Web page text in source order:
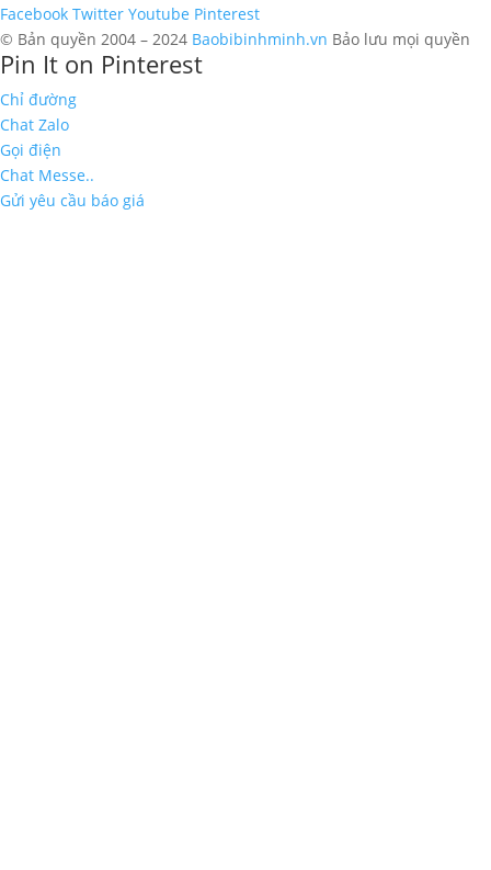
Facebook Twitter Youtube Pinterest
© Bản quyền 2004 – 2024 Baobibinhminh.vn Bảo lưu mọi quyền
Pin It on Pinterest
Chỉ đường
Chat Zalo
Gọi điện
Chat Messe..
Gửi yêu cầu báo giá